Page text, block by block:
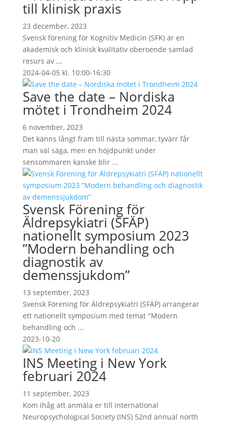
till klinisk praxis
23 december, 2023
Svensk förening för Kognitiv Medicin (SFK) är en
akademisk och klinisk kvalitativ oberoende samlad
resurs av ...
2024-04-05 kl. 10:00-16:30
Save the date – Nordiska
mötet i Trondheim 2024
6 november, 2023
Det känns långt fram till nästa sommar, tyvärr får
man väl säga, men en höjdpunkt under
sensommaren kanske blir ...
Svensk Förening för
Äldrepsykiatri (SFÄP)
nationellt symposium 2023
”Modern behandling och
diagnostik av
demenssjukdom”
13 september, 2023
Svensk Förening för Äldrepsykiatri (SFÄP) arrangerar
ett nationellt symposium med temat "Modern
behandling och ...
2023-10-20
INS Meeting i New York
februari 2024
11 september, 2023
Kom ihåg att anmäla er till International
Neuropsychological Society (INS) 52nd annual north